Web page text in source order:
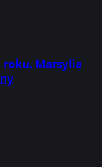
roku. Marsylia